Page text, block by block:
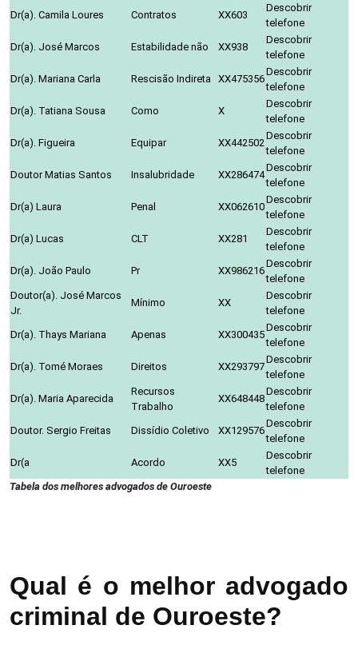
Dr(a). Camila Loures
Contratos XX603
Descobrir
telefone
Dr(a). José Marcos
Estabilidade não XX938
Descobrir
telefone
Dr(a). Mariana Carla
Rescisão Indireta XX475356
Descobrir
telefone
Dr(a). Tatiana Sousa
Como X
Descobrir
telefone
Dr(a). Figueira
Equipar XX442502
Descobrir
telefone
Doutor Matias Santos
Insalubridade XX286474
Descobrir
telefone
Dr(a) Laura
Penal XX062610
Descobrir
telefone
Dr(a) Lucas
CLT XX281
Descobrir
telefone
Dr(a). João Paulo
Pr XX986216
Descobrir
telefone
Doutor(a). José Marcos
Jr.
Mínimo XX
Descobrir
telefone
Dr(a). Thays Mariana
Apenas XX300435
Descobrir
telefone
Dr(a). Tomé Moraes
Direitos XX293797
Descobrir
telefone
Dr(a). Maria Aparecida
Recursos
Trabalho
XX648448
Descobrir
telefone
Doutor. Sergio Freitas
Dissídio Coletivo XX129576
Descobrir
telefone
Dr(a
Acordo XX5
Descobrir
telefone
Tabela dos melhores advogados de Ouroeste
Qual é o melhor advogado
criminal de Ouroeste?